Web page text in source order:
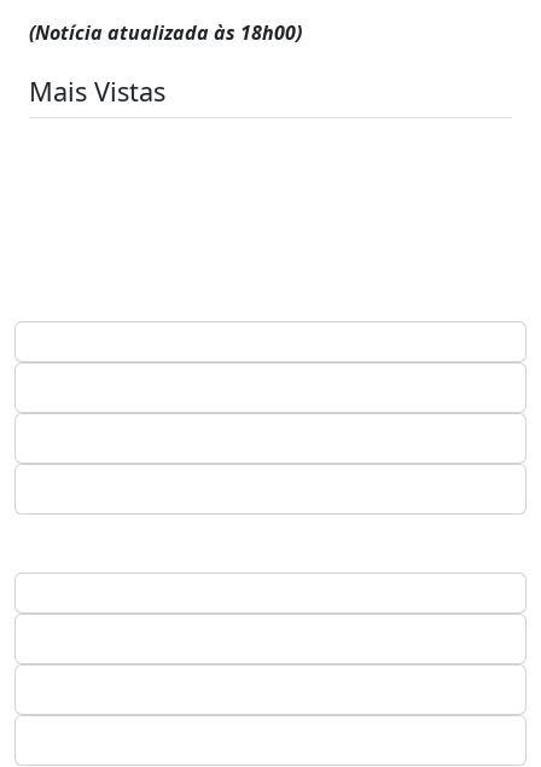
(Notícia atualizada às 18h00)
Mais Vistas